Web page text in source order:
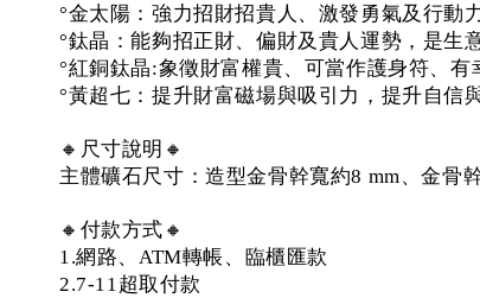
°金太陽：強力招財招貴人、激發勇氣及行動
°鈦晶：能夠招正財、偏財及貴人運勢，是生
°紅銅鈦晶:象徵財富權貴、可當作護身符、
°黃超七：提升財富磁場與吸引力，提升自信
🔸尺寸說明🔸
主體礦石尺寸：造型金骨幹寬約8 mm、金骨
🔸付款方式🔸
1.網路、ATM轉帳、臨櫃匯款
2.7-11超取付款